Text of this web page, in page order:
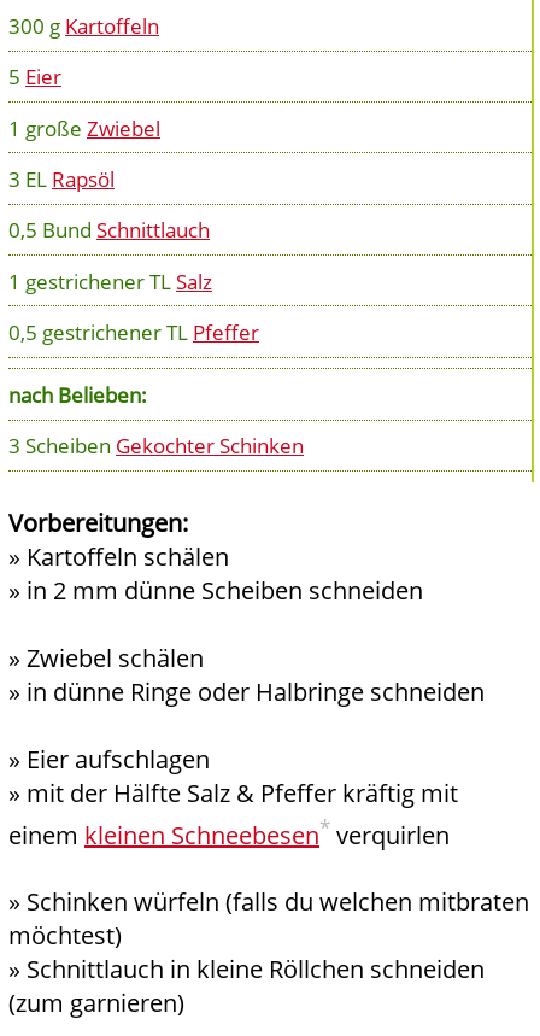
300 g Kartoffeln
5 Eier
1 große Zwiebel
3 EL Rapsöl
0,5 Bund Schnittlauch
1 gestrichener TLSalz
0,5 gestrichener TL Pfeffer
nach Belieben:
3 Scheiben Gekochter Schinken
Vorbereitungen:
» Kartoffeln schälen
» in 2 mm dünne Scheiben schneiden
» Zwiebel schälen
» in dünne Ringe oder Halbringe schneiden
» Eier aufschlagen
» mit der Hälfte Salz & Pfeffer kräftig mit
einem kleinen Schneebesen* verquirlen
» Schinken würfeln (falls du welchen mitbraten
möchtest)
» Schnittlauch in kleine Röllchen schneiden
(zum garnieren)